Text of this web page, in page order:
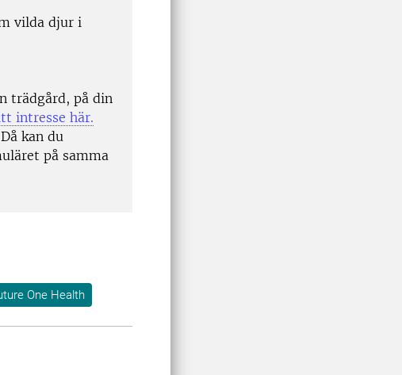
vilda djur i
trädgård, på din
intresse här.
kan du
på samma
One Health